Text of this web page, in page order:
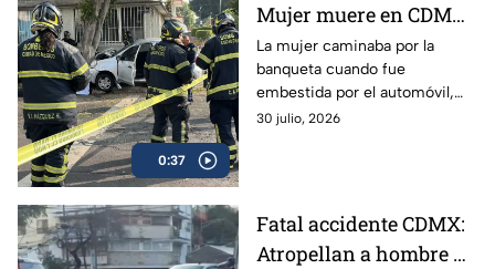
0:37
Mujer muere en CDMX
y detienen a conductor
La mujer caminaba por la
banqueta cuando fue
embestida por el automóvil,
proyectándola contra un árbol
30 julio, 2026
Fatal accidente CDMX:
Atropellan a hombre de